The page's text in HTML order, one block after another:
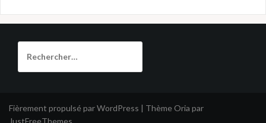
Fièrement propulsé par WordPress | Thème Oria par
JustFreeThemes